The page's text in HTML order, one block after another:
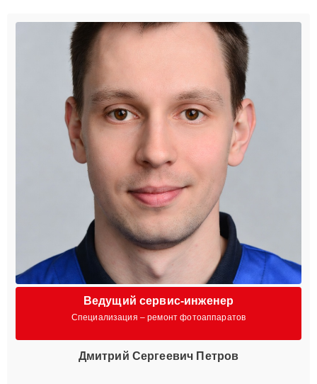
Ведущий сервис-инженер
Специализация – ремонт фотоаппаратов
Дмитрий Сергеевич Петров